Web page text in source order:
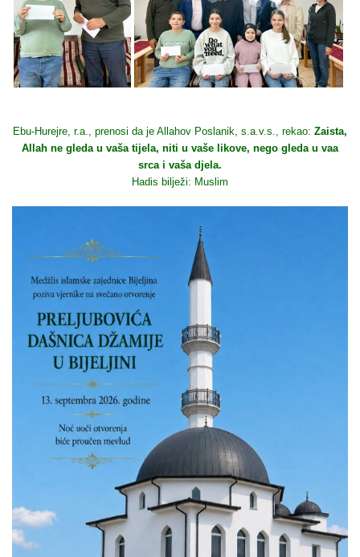
Ebu-Hurejre, r.a., prenosi da je Allahov Poslanik, s.a.v.s., rekao: Zaista,
Allah ne gleda u vaša tijela, niti u vaše likove, nego gleda u vaa
srca i vaša djela.
Hadis bilježi: Muslim